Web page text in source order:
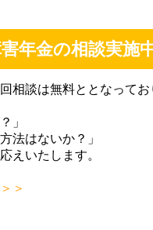
種
や
安
合
整
ま
き、障害年金の
が受けられるよ
感謝しており
いればよかった
っております。
年金の相談実施
相談は無料ととなってお
」
法はないか？」
えいたします。
＞